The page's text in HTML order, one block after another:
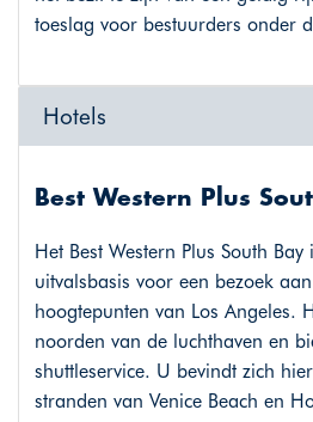
toeslag voor bestuurders onder
Hotels
Best Western Plus
Het Best Western Plus South
uitvalsbasis voor een bezoek
hoogtepunten van Los Angeles.
noorden van de luchthaven en
shuttleservice. U bevindt zich
stranden van Venice Beach en